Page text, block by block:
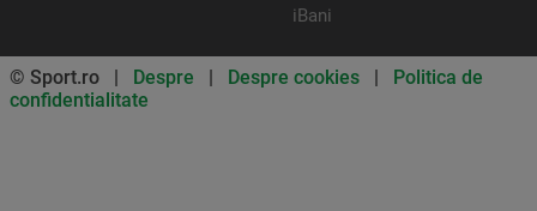
iBani
© Sport.ro | Despre | Despre cookies | Politica de
confidentialitate